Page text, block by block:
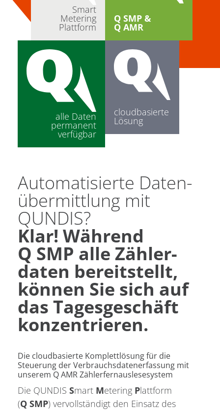
Smart
Metering
Plattform
Q SMP &
Q AMR
alle Daten
permanent
verfügbar
cloud­basierte
Lösung
Automatisierte Daten­
übermittlung mit
QUNDIS?
Klar! Während
Q SMP alle Zähler­
daten bereitstellt,
kön­nen Sie sich auf
das Tages­geschäft
konzen­trieren.
Die cloudbasierte Komplettlösung für die
Steuerung der Verbrauchsdaten­erfassung mit
unserem Q AMR Zählerfern­auslesesystem
Die QUNDIS Smart Metering Plattform
(Q SMP) vervollständigt den Einsatz des